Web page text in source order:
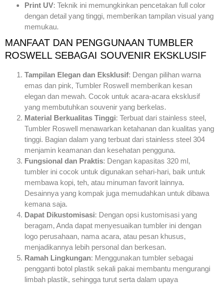
Print UV: Teknik ini memungkinkan pencetakan full color
dengan detail yang tinggi, memberikan tampilan visual yang
memukau.
MANFAAT DAN PENGGUNAAN TUMBLER
ROSWELL SEBAGAI SOUVENIR EKSKLUSIF
Tampilan Elegan dan Eksklusif: Dengan pilihan warna
emas dan pink, Tumbler Roswell memberikan kesan
elegan dan mewah. Cocok untuk acara-acara eksklusif
yang membutuhkan souvenir yang berkelas.
Material Berkualitas Tinggi: Terbuat dari stainless steel,
Tumbler Roswell menawarkan ketahanan dan kualitas yang
tinggi. Bagian dalam yang terbuat dari stainless steel 304
menjamin keamanan dan kesehatan pengguna.
Fungsional dan Praktis: Dengan kapasitas 320 ml,
tumbler ini cocok untuk digunakan sehari-hari, baik untuk
membawa kopi, teh, atau minuman favorit lainnya.
Desainnya yang kompak juga memudahkan untuk dibawa
kemana saja.
Dapat Dikustomisasi: Dengan opsi kustomisasi yang
beragam, Anda dapat menyesuaikan tumbler ini dengan
logo perusahaan, nama acara, atau pesan khusus,
menjadikannya lebih personal dan berkesan.
Ramah Lingkungan: Menggunakan tumbler sebagai
pengganti botol plastik sekali pakai membantu mengurangi
limbah plastik, sehingga turut serta dalam upaya